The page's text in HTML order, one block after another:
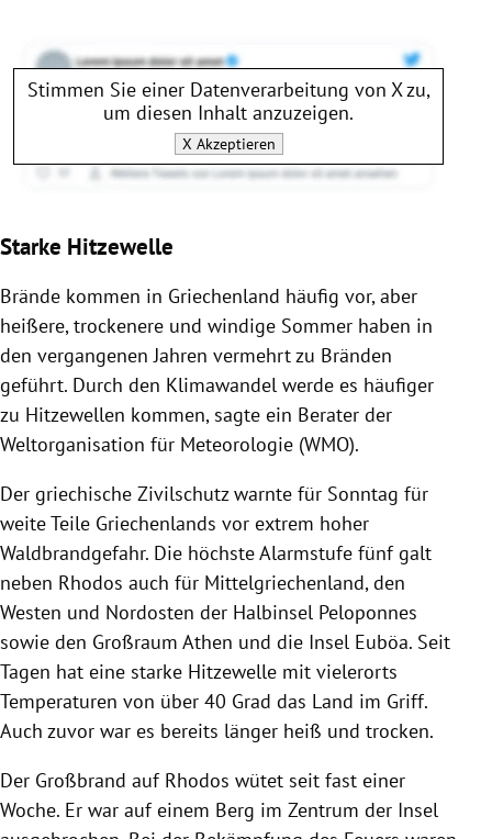
Stimmen Sie einer Datenverarbeitung von Xzu,
um diesen Inhalt anzuzeigen.
X Akzeptieren
Starke Hitzewelle
Brände kommen in Griechenland häufig vor, aber
heißere, trockenere und windige Sommer haben in
den vergangenen Jahren vermehrt zu Bränden
geführt. Durch den Klimawandel werde es häufiger
zu Hitzewellen kommen, sagte ein Berater der
Weltorganisation für Meteorologie (WMO).
Der griechische Zivilschutz warnte für Sonntag für
weite Teile Griechenlands vor extrem hoher
Waldbrandgefahr. Die höchste Alarmstufe fünf galt
neben Rhodos auch für Mittelgriechenland, den
Westen und Nordosten der Halbinsel Peloponnes
sowie den Großraum Athen und die Insel Euböa. Seit
Tagen hat eine starke Hitzewelle mit vielerorts
Temperaturen von über 40 Grad das Land im Griff.
Auch zuvor war es bereits länger heiß und trocken.
Der Großbrand auf Rhodos wütet seit fast einer
Woche. Er war auf einem Berg im Zentrum der Insel